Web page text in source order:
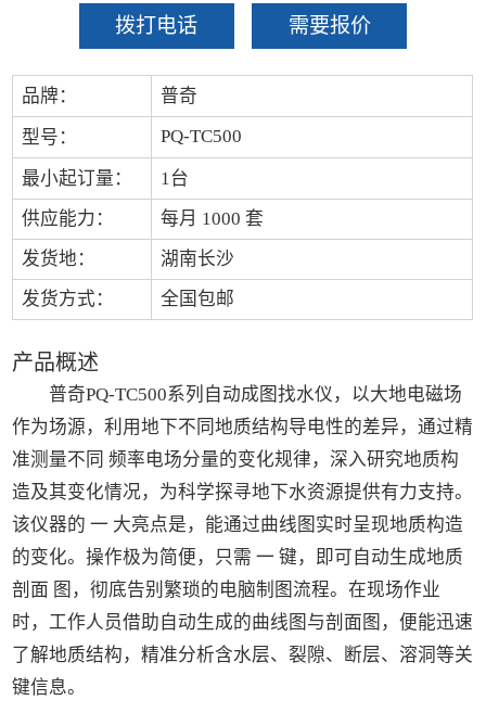
拨打电话 需要报价
品牌：
普奇
型号：
PQ-TC500
最小起订量：
1台
供应能力：
每月 1000 套
发货地：
湖南长沙
发货方式：
全国包邮
产品概述
普奇PQ-TC500系列自动成图找水仪，以大地电磁场
作为场源，利用地下不同地质结构导电性的差异，通过精
准测量不同 频率电场分量的变化规律，深入研究地质构
造及其变化情况，为科学探寻地下水资源提供有力支持。
该仪器的 一 大亮点是，能通过曲线图实时呈现地质构造
的变化。操作极为简便，只需 一 键，即可自动生成地质
剖面 图，彻底告别繁琐的电脑制图流程。在现场作业
时，工作人员借助自动生成的曲线图与剖面图，便能迅速
了解地质结构，精准分析含水层、裂隙、断层、溶洞等关
键信息。